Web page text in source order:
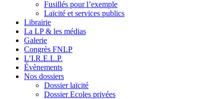
Fusillés pour l’exemple
Laïcité et services publics
Librairie
La LP & les médias
Galerie
Congrès FNLP
L’I.R.E.L.P.
Évènements
Nos dossiers
Dossier laïcité
Dossier Ecoles privées